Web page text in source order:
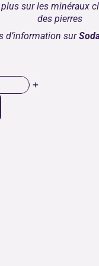
sur les minéraux
des pierres
d’information sur
+